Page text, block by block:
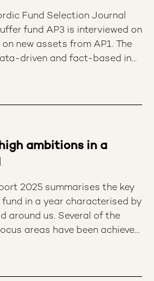
exempelvis antimikrobiell
i kränkningar av
året • 8 bolag uppnådde
dialogen som därmed kunde
Ladda ner
på
etikråd,
Åsa Mossberg,
etikråd 2024,
etikråd är ett samarbete
Fund Selection Journal
fund AP3 is interviewed on
driven and fact-based in
ambitions in a
2025 summarises the key
in a year characterised by
around us. Several of the
areas have been achieved,